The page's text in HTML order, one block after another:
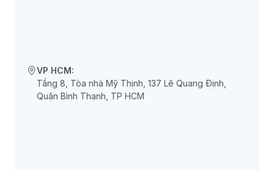
VP HCM:
Tầng 8, Tòa nhà Mỹ Thịnh, 137 Lê Quang Định,
Quận Bình Thạnh, TP HCM